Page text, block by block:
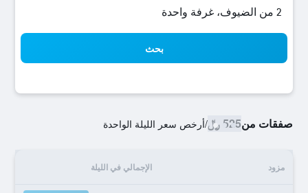
2 من الضيوف، غرفة واحدة
بحث
صفقات من525 ﷼ /أرخص سعر الليلة الواحدة
مزود الإجمالي في الليلة